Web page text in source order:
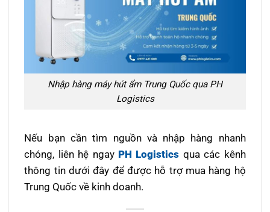
Nhập hàng máy hút ẩm Trung Quốc qua PH
Logistics
Nếu bạn cần tìm nguồn và nhập hàng nhanh
chóng, liên hệ ngay PH Logistics qua các kênh
thông tin dưới đây để được hỗ trợ mua hàng hộ
Trung Quốc về kinh doanh.